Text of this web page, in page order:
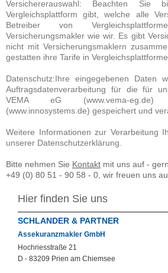
Versichererauswahl: Beachten
Vergleichsplattform gibt, welche alle
Betreiber von
Versicherungsmakler wie wir. Es gibt
nicht mit Versicherungsmaklern
gestatten ihre Tarife in
Datenschutz:Ihre eingegebenen Daten
Auftragsdatenverarbeitung für die für
VEMA eG (www.vema-
(www.innosystems.de) gespeichert und
Weitere Informationen zur Verarbeitung
unserer Datenschutzerklärung.
Bitte nehmen Sie Kontakt mit uns auf -
+49 (0) 80 51 - 90 58 - 0, wir freuen uns
Hier finden Sie uns
SCHLANDER & PARTNER
Assekuranzmakler GmbH
Hochriesstraße 21
D - 83209 Prien am Chiemsee